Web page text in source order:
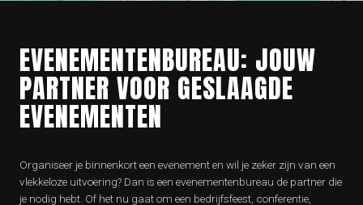
EVENEMENTENBUREAU: JOUW
PARTNER VOOR GESLAAGDE
EVENEMENTEN
Organiseer je binnenkort een evenement en wil je zeker zijn van een
vlekkeloze uitvoering? Dan is een evenementenbureau de partner die
je nodig hebt. Of het nu gaat om een bedrijfsfeest, conferentie,